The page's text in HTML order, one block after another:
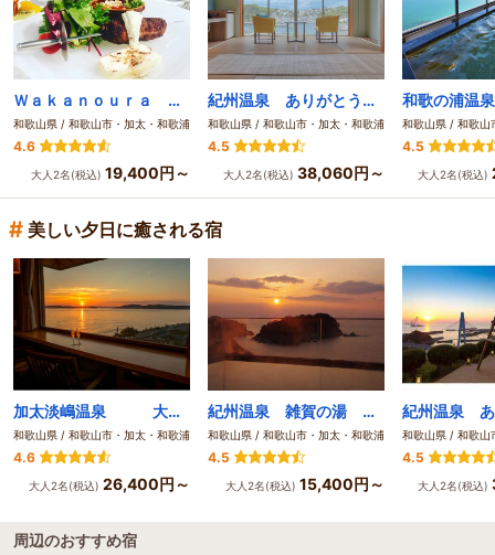
Ｗａｋａｎｏｕｒａ Ｎａｔｕｒｅ Ｒｅｓｏｒｔ エピカリス
和歌山県 / 和歌山市・加太・和歌浦
4.6
大人2名(税込) 19,400円～
紀州温泉 ありがとうの湯 漁火の宿 シーサイド観潮
和歌山県 / 和歌山市・加太・和歌浦
4.5
大人2名(税込) 38,060円～
和歌山県 / 和歌山
4.5
大人2名(税込)
# 美しい夕日に癒される宿
加太淡嶋温泉 大阪屋 ひいなの湯
和歌山県 / 和歌山市・加太・和歌浦
4.6
大人2名(税込) 26,400円～
紀州温泉 雑賀の湯 双子島荘
和歌山県 / 和歌山市・加太・和歌浦
4.5
大人2名(税込) 15,400円～
和歌山県 / 和歌山
4.5
大人2名(税込)
周辺のおすすめ宿